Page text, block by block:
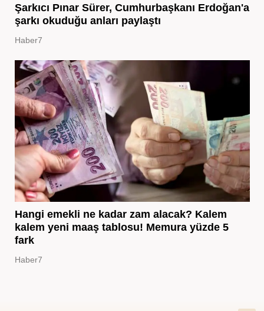
Şarkıcı Pınar Sürer, Cumhurbaşkanı Erdoğan'a
şarkı okuduğu anları paylaştı
Haber7
Hangi emekli ne kadar zam alacak? Kalem
kalem yeni maaş tablosu! Memura yüzde 5
fark
Haber7